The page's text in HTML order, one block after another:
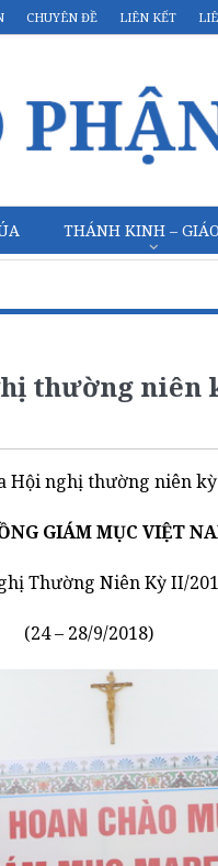
CHUYÊN ĐỀ LIÊN KẾT
THÁNH KINH –
thường niên
Hội nghị thường niên
GIÁM MỤC VIỆT
Thường Niên Kỳ II/
(24 – 28/9/2018)